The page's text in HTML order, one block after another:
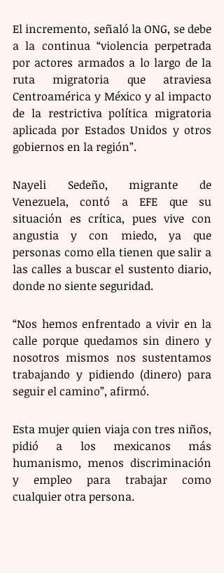
El incremento, señaló la ONG, se debe
a la continua “violencia perpetrada
por actores armados a lo largo de la
ruta migratoria que atraviesa
Centroamérica y México y al impacto
de la restrictiva política migratoria
aplicada por Estados Unidos y otros
gobiernos en la región”.
Nayeli Sedeño, migrante de
Venezuela, contó a EFE que su
situación es crítica, pues vive con
angustia y con miedo, ya que
personas como ella tienen que salir a
las calles a buscar el sustento diario,
donde no siente seguridad.
“Nos hemos enfrentado a vivir en la
calle porque quedamos sin dinero y
nosotros mismos nos sustentamos
trabajando y pidiendo (dinero) para
seguir el camino”, afirmó.
Esta mujer quien viaja con tres niños,
pidió a los mexicanos más
humanismo, menos discriminación
y empleo para trabajar como
cualquier otra persona.